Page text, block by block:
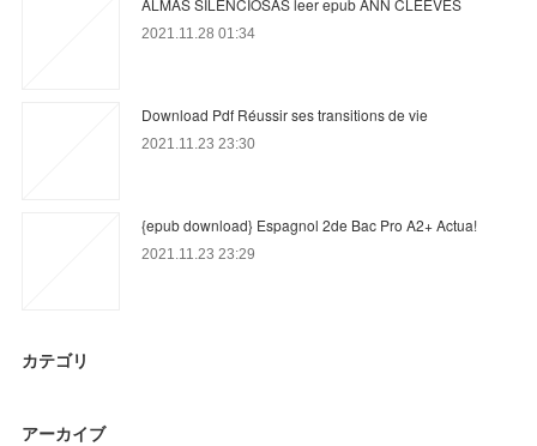
ALMAS SILENCIOSAS leer epub ANN CLEEVES
2021.11.28 01:34
Download Pdf Réussir ses transitions de vie
2021.11.23 23:30
{epub download} Espagnol 2de Bac Pro A2+ Actua!
2021.11.23 23:29
カテゴリ
アーカイブ